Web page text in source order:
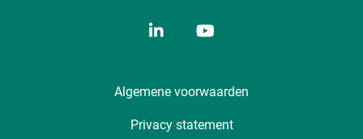
Algemene voorwaarden
Privacy statement